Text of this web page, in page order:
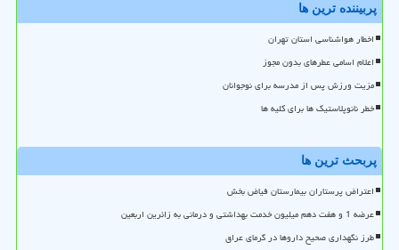
پربیننده ترین ها
اخطار هواشناسی استان تهران
اعلام اسامی عطرهای بدون مجوز
مزیت ورزش پس از مدرسه برای نوجوانان
خطر نانوپلاستیک ها برای کلیه ها
پربحث ترین ها
اعتراض پرستاران بیمارستان فیاض بخش
عرضه 1 و هفت دهم میلیون خدمت بهداشتی و درمانی به زائرین اربعین
طرز نگهداری صحیح داروها در گرمای عراق